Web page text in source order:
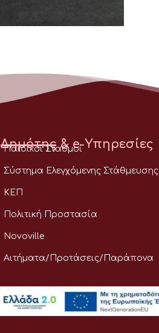
Δημότης & e-Υπηρεσίες
Παιδικοί Σταθμοί
Σύστημα Ελεγχόμενης Στάθμευσης
ΚΕΠ
Πολιτική Προστασία
Novoville
Αιτήματα/Προτάσεις/Παράπονα